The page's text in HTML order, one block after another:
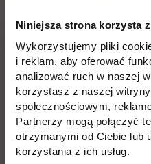
Niniejsza strona korzysta
Wykorzystujemy pliki
i reklam, aby oferować
analizować ruch w naszej
korzystasz z naszej
społecznościowym,
Partnerzy mogą połączyć
otrzymanymi od Ciebie lub
korzystania z ich usług.